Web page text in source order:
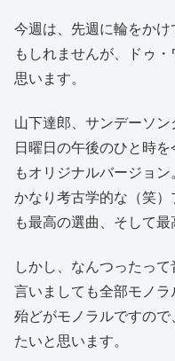
今週は、先週に輪をか
もしれませんが、ドゥ
思います。
山下達郎、サンデーソン
日曜日の午後のひと時
もオリジナルバージョン
かなり考古学的な（笑
も最高の選曲、そして最
しかし、なんつったっ
言いましても全部モノラ
殆どがモノラルですの
たいと思います。